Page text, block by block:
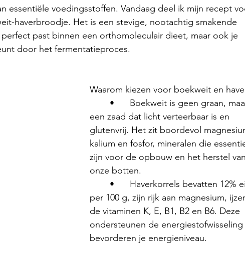
essentiële voedingsstoffen. Vandaag deel ik mijn recept
haverbroodje. Het is een stevige, nootachtig smakende
past binnen een orthomoleculair dieet, maar ook je
door het fermentatieproces.
Waarom kiezen voor boekweit en
een zaad dat licht verteerbaar is en
glutenvrij. Het zit boordevol
kalium en fosfor, mineralen die
zijn voor de opbouw en het herstel van
onze botten.
per 100 g, zijn rijk aan magnesium,
de vitaminen K, E, B1, B2 en B6. Deze
ondersteunen de energiestofwisseling
bevorderen je energieniveau.